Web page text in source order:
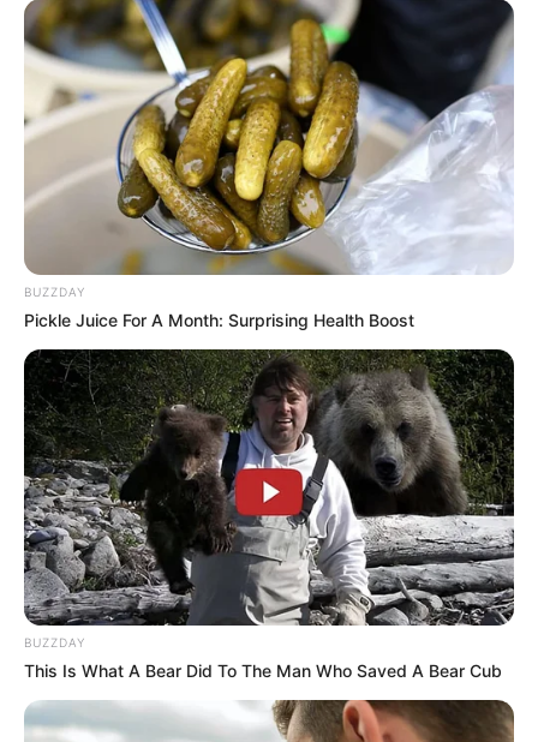
BUZZDAY
Pickle Juice For A Month: Surprising Health Boost
BUZZDAY
This Is What A Bear Did To The Man Who Saved A Bear Cub